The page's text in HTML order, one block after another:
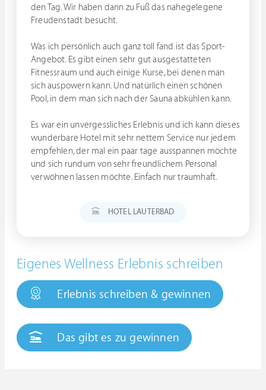
den Tag. Wir haben dann zu Fuß das nahegelegene
Freudenstadt besucht.
Was ich persönlich auch ganz toll fand ist das Sport-
Angebot. Es gibt einen sehr gut ausgestatteten
Fitnessraum und auch einige Kurse, bei denen man
sich auspowern kann. Und natürlich einen schönen
Pool, in dem man sich nach der Sauna abkühlen kann.
Es war ein unvergessliches Erlebnis und ich kann dieses
wunderbare Hotel mit sehr nettem Service nur jedem
empfehlen, der mal ein paar tage ausspannen möchte
und sich rundum von sehr freundlichem Personal
verwöhnen lassen möchte. Einfach nur traumhaft.
HOTEL LAUTERBAD
Eigenes Wellness Erlebnis schreiben
Erlebnis schreiben & gewinnen
Das gibt es zu gewinnen